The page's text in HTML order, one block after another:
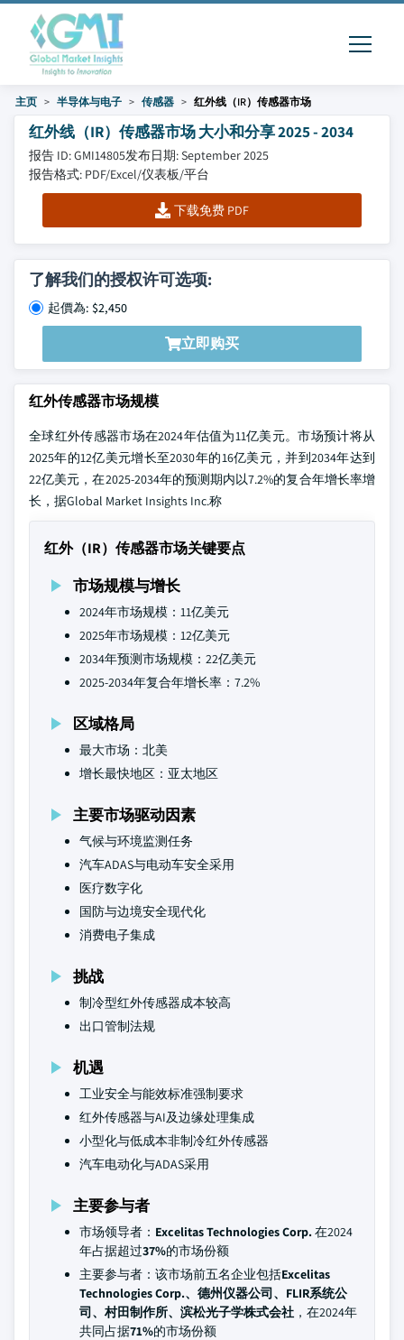
主页 半导体与电子 传感器 红外线（IR）传感器市场
红外线（IR）传感器市场 大小和分享 2025 - 2034
报告 ID: GMI14805发布日期: September 2025
报告格式: PDF/Excel/仪表板/平台
下载免费 PDF
了解我们的授权许可选项:
起價為: $2,450
立即购买
红外传感器市场规模
全球红外传感器市场在2024年估值为11亿美元。市场预计将从
2025年的12亿美元增长至2030年的16亿美元，并到2034年达到
22亿美元，在2025-2034年的预测期内以7.2%的复合年增长率增
长，据Global Market Insights Inc.称
红外（IR）传感器市场关键要点
市场规模与增长
2024年市场规模：11亿美元
2025年市场规模：12亿美元
2034年预测市场规模：22亿美元
2025-2034年复合年增长率：7.2%
区域格局
最大市场：北美
增长最快地区：亚太地区
主要市场驱动因素
气候与环境监测任务
汽车ADAS与电动车安全采用
医疗数字化
国防与边境安全现代化
消费电子集成
挑战
制冷型红外传感器成本较高
出口管制法规
机遇
工业安全与能效标准强制要求
红外传感器与AI及边缘处理集成
小型化与低成本非制冷红外传感器
汽车电动化与ADAS采用
主要参与者
市场领导者： Excelitas Technologies Corp.在2024
年占据超过37%的市场份额
主要参与者：该市场前五名企业包括Excelitas
Technologies Corp.、德州仪器公司、FLIR系统公
司、村田制作所、滨松光子学株式会社 ，在2024年
共同占据71%的市场份额